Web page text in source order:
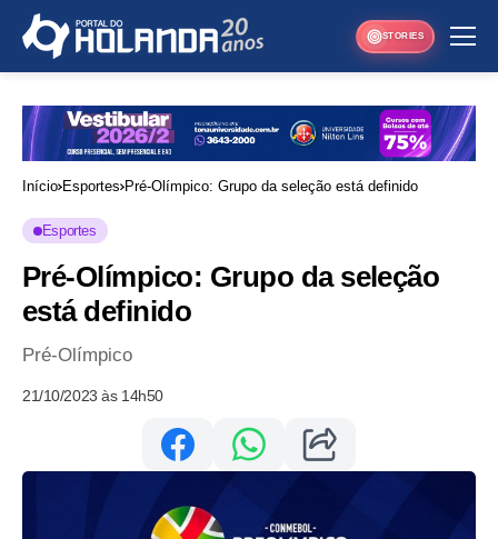
STORIES
Início Esportes Pré-Olímpico: Grupo da seleção está definido
Esportes
Pré-Olímpico: Grupo da seleção
está definido
Pré-Olímpico
21/10/2023 às 14h50